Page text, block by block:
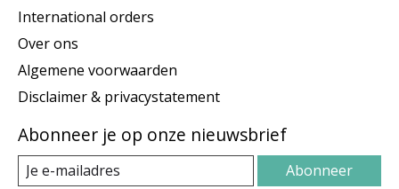
International orders
Over ons
Algemene voorwaarden
Disclaimer & privacystatement
Abonneer je op onze nieuwsbrief
Abonneer